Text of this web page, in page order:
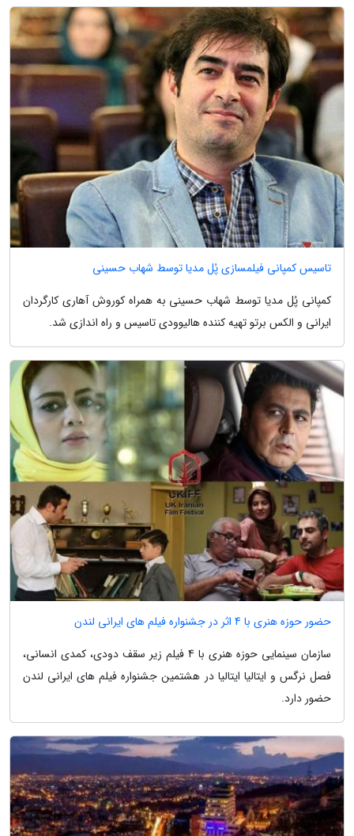
تاسیس کمپانی فیلمسازی پُل مدیا توسط شهاب حسینی
کمپانی پُل مدیا توسط شهاب حسینی به همراه کوروش آهاری کارگردان
ایرانی و الکس برتو تهیه کننده هالیوودی تاسیس و راه اندازی شد.
حضور حوزه هنری با 4 اثر در جشنواره فیلم های ایرانی لندن
سازمان سینمایی حوزه هنری با 4 فیلم زیر سقف دودی، کمدی انسانی،
فصل نرگس و ایتالیا ایتالیا در هشتمین جشنواره فیلم های ایرانی لندن
حضور دارد.